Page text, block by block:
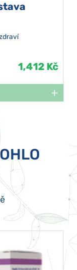
1,412 Kč